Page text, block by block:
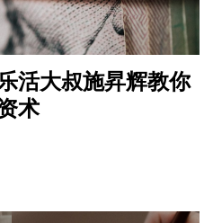
活大叔施昇辉教你
术